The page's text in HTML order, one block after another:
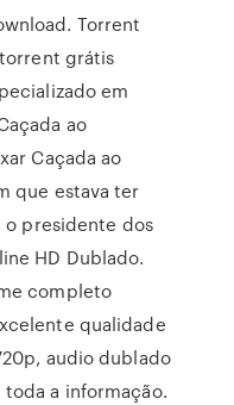
Torrent
grátis
em
ao
Caçada ao
que estava ter
presidente dos
HD Dublado.
completo
qualidade
audio dublado
a informação.